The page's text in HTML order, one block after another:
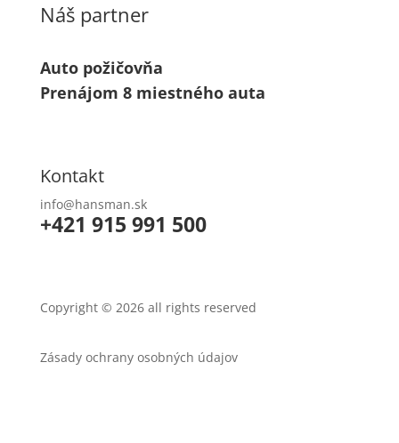
Náš partner
Auto požičovňa
Prenájom 8 miestného auta
Kontakt
info@hansman.sk
+421 915 991 500
Copyright © 2026 all rights reserved
Zásady ochrany osobných údajov